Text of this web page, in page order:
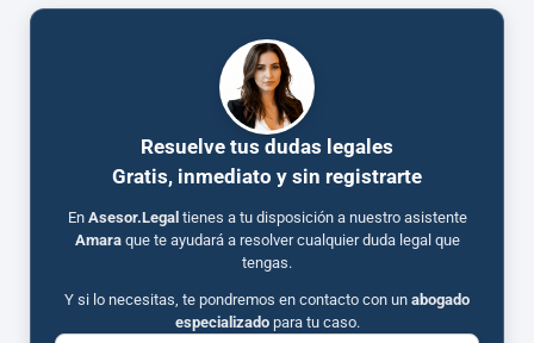
Resuelve tus dudas legales
Gratis, inmediato y sin registrarte
En Asesor.Legal tienes a tu disposición a nuestro asistente
Amaraque te ayudará a resolver cualquier duda legal que
tengas.
Y si lo necesitas, te pondremos en contacto con un abogado
especializadopara tu caso.